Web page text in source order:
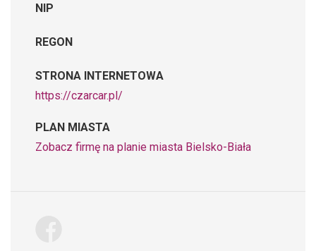
NIP
REGON
STRONA INTERNETOWA
https://czarcar.pl/
PLAN MIASTA
Zobacz firmę na planie miasta Bielsko-Biała